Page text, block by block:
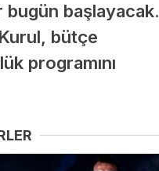
bugün başlayacak.
bütçe
programını